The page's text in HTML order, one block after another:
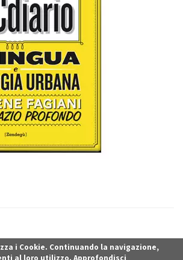
i Cookie. Continuando la navigazione,